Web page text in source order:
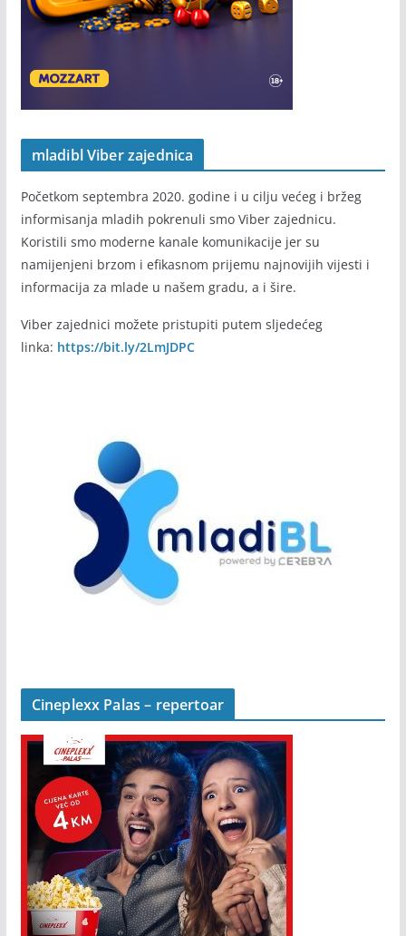
mladibl Viber zajednica
Početkom septembra 2020. godine i u cilju većeg i bržeg
informisanja mladih pokrenuli smo Viber zajednicu.
Koristili smo moderne kanale komunikacije jer su
namijenjeni brzom i efikasnom prijemu najnovijih vijesti i
informacija za mlade u našem gradu, a i šire.
Viber zajednici možete pristupiti putem sljedećeg
linka: https://bit.ly/2LmJDPC
Cineplexx Palas – repertoar